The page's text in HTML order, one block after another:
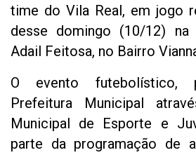
time do Vila Real, em jogo
desse domingo (10/12) na
Adail Feitosa, no Bairro
O evento futebolístico,
Prefeitura Municipal
Municipal de Esporte e
parte da programação de